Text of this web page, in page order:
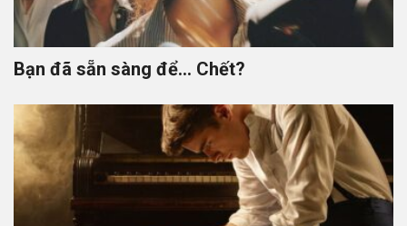
Bạn đã sẵn sàng để… Chết?